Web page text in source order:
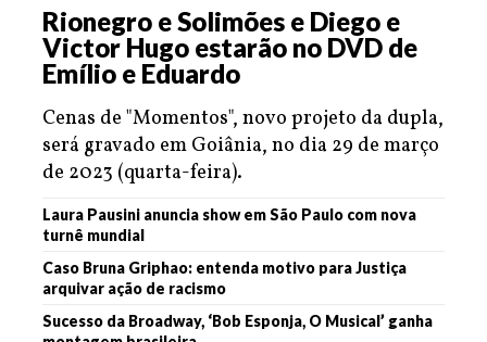
Rionegro e Solimões e Diego e
Victor Hugo estarão no DVD de
Emílio e Eduardo
Cenas de "Momentos", novo projeto da dupla,
será gravado em Goiânia, no dia 29 de março
de 2023 (quarta-feira).
Laura Pausini anuncia show em São Paulo com nova
turnê mundial
Caso Bruna Griphao: entenda motivo para Justiça
arquivar ação de racismo
Sucesso da Broadway, ‘Bob Esponja, O Musical’ ganha